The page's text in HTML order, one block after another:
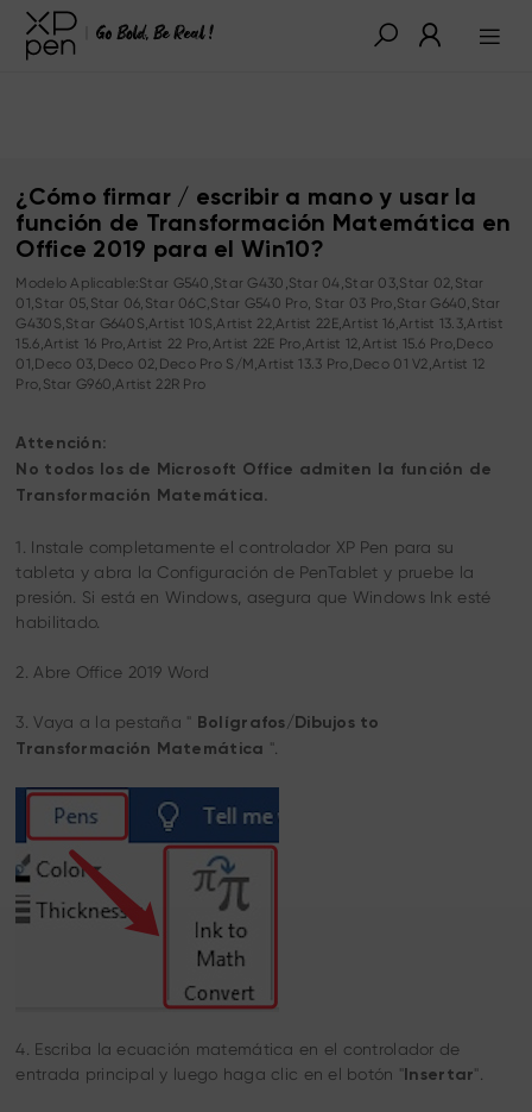
¿Cómo firmar / escribir a mano y usar la
función de Transformación Matemática en
Office 2019 para el Win10?
Modelo Aplicable:Star G540,Star G430,Star 04,Star 03,Star 02,Star
01,Star 05,Star 06,Star 06C,Star G540 Pro, Star 03 Pro,Star G640,Star
G430S,Star G640S,Artist 10S,Artist 22,Artist 22E,Artist 16,Artist 13.3,Artist
15.6,Artist 16 Pro,Artist 22 Pro,Artist 22E Pro,Artist 12,Artist 15.6 Pro,Deco
01,Deco 03,Deco 02,Deco Pro S/M,Artist 13.3 Pro,Deco 01 V2,Artist 12
Pro,Star G960,Artist 22R Pro
Attención:
No todos los de Microsoft Office admiten la función de
Transformación Matemática.
1. Instale completamente el controlador XP Pen para su
tableta y abra la Configuración de PenTablet y pruebe la
presión. Si está en Windows, asegura que Windows Ink esté
habilitado.
2. Abre Office 2019 Word
3. Vaya a la pestaña " Bolígrafos/Dibujos to
Transformación Matemática ".
4. Escriba la ecuación matemática en el controlador de
entrada principal y luego haga clic en el botón " Insertar".